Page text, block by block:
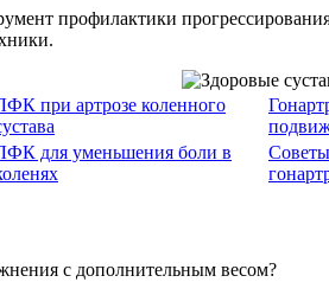
профилактики прогрессирования
при артрозе коленного
для уменьшения боли в
с дополнительным весом?